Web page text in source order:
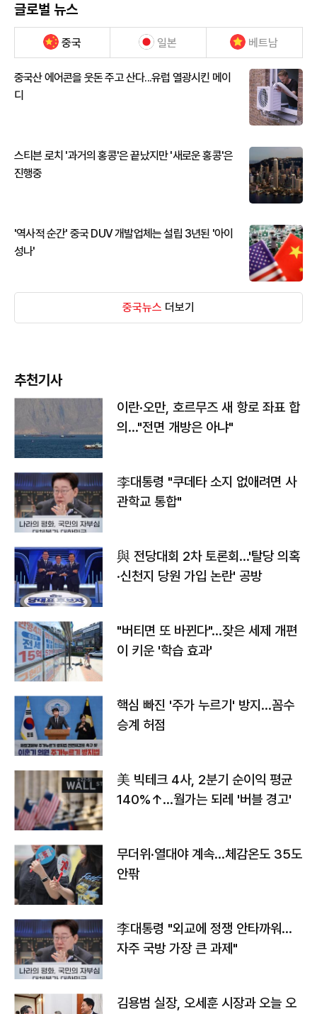
글로벌 뉴스
중국 일본 베트남
중국산 에어콘을 웃돈 주고 산다...유럽 열광시킨 메이
디
스티븐 로치 '과거의 홍콩'은 끝났지만 '새로운 홍콩'은
진행중
'역사적 순간' 중국 DUV 개발업체는 설립 3년된 '아이
성나'
중국뉴스 더보기
추천기사
이란·오만, 호르무즈 새 항로 좌표 합
의…"전면 개방은 아냐"
李대통령 "쿠데타 소지 없애려면 사
관학교 통합"
與 전당대회 2차 토론회…'탈당 의혹
·신천지 당원 가입 논란' 공방
"버티면 또 바뀐다"…잦은 세제 개편
이 키운 '학습 효과'
핵심 빠진 '주가 누르기' 방지…꼼수
승계 허점
美 빅테크 4사, 2분기 순이익 평균
140%↑…월가는 되레 '버블 경고'
무더위·열대야 계속…체감온도 35도
안팎
李대통령 "외교에 정쟁 안타까워…
자주 국방 가장 큰 과제"
김용범 실장, 오세훈 시장과 오늘 오